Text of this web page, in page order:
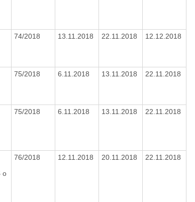
74/2018 13.11.2018 22.11.2018 12.12.2018
75/2018 6.11.2018 13.11.2018 22.11.2018
75/2018 6.11.2018 13.11.2018 22.11.2018
o
76/2018 12.11.2018 20.11.2018 22.11.2018